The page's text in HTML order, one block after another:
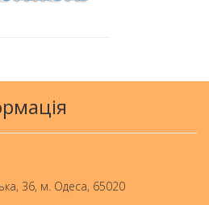
36, м. Одеса, 65020